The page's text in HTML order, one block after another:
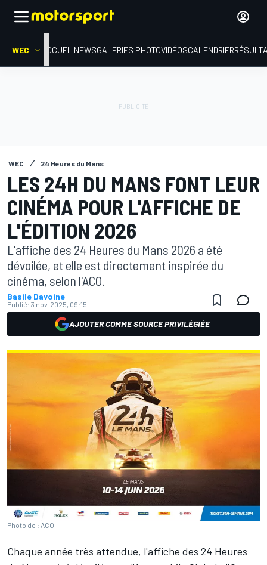
WEC ACCUEIL NEWSGALERIES PHOTOVIDÉOSCALENDRIER
WEC 24 Heures du Mans
LES 24H DU MANS FONT LEUR
CINÉMA POUR L'AFFICHE DE
L'ÉDITION 2026
L'affiche des 24 Heures du Mans 2026 a été
dévoilée, et elle est directement inspirée du
cinéma, selon l'ACO.
Basile Davoine
Publié: 3 nov. 2025, 09:15
AJOUTER COMME SOURCE PRIVILÉGIÉE
Photo de : ACO
Chaque année très attendue, l'affiche des 24 Heures